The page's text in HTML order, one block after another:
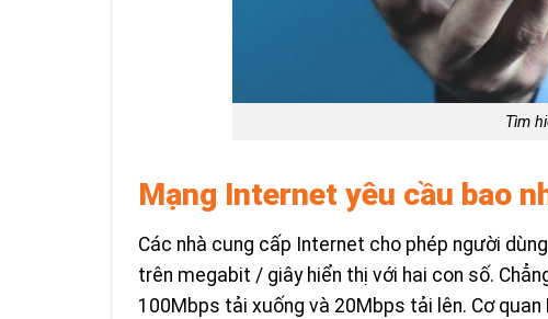
Tìm
Mạng Internet yêu cầu bao
Các nhà cung cấp Internet cho phép người
trên megabit / giây hiển thị với hai con số.
100Mbps tải xuống và 20Mbps tải lên. Cơ